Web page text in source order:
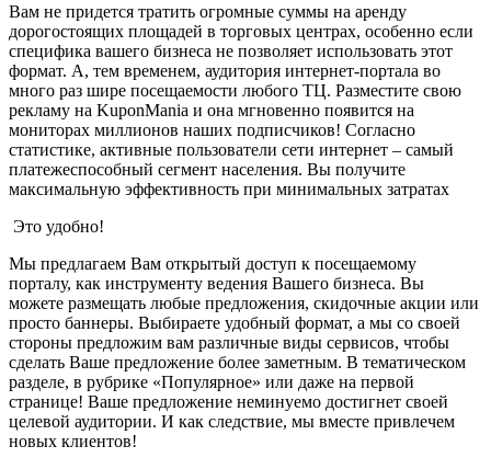
Вам не придется тратить огромные суммы на аренду
дорогостоящих площадей в торговых центрах, особенно если
специфика вашего бизнеса не позволяет использовать этот
формат. А, тем временем, аудитория интернет-портала во
много раз шире посещаемости любого ТЦ. Разместите свою
рекламу на KuponMania и она мгновенно появится на
мониторах миллионов наших подписчиков! Согласно
статистике, активные пользователи сети интернет – самый
платежеспособный сегмент населения. Вы получите
максимальную эффективность при минимальных затратах
Это удобно!
Мы предлагаем Вам открытый доступ к посещаемому
порталу, как инструменту ведения Вашего бизнеса. Вы
можете размещать любые предложения, скидочные акции или
просто баннеры. Выбираете удобный формат, а мы со своей
стороны предложим вам различные виды сервисов, чтобы
сделать Ваше предложение более заметным. В тематическом
разделе, в рубрике «Популярное» или даже на первой
странице! Ваше предложение неминуемо достигнет своей
целевой аудитории. И как следствие, мы вместе привлечем
новых клиентов!